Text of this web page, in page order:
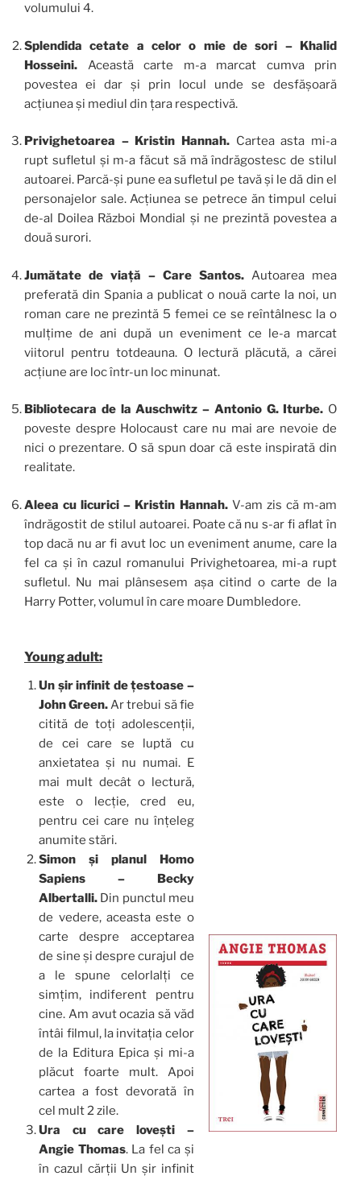
volumului 4.
Splendida cetate a celor o mie de sori – Khalid
Hosseini. Această carte m-a marcat cumva prin
povestea ei dar și prin locul unde se desfășoară
acțiunea și mediul din țara respectivă.
Privighetoarea – Kristin Hannah. Cartea asta mi-a
rupt sufletul și m-a făcut să mă îndrăgostesc de stilul
autoarei. Parcă-și pune ea sufletul pe tavă și le dă din el
personajelor sale. Acțiunea se petrece ăn timpul celui
de-al Doilea Război Mondial și ne prezintă povestea a
două surori.
Jumătate de viață – Care Santos. Autoarea mea
preferată din Spania a publicat o nouă carte la noi, un
roman care ne prezintă 5 femei ce se reîntâlnesc la o
mulțime de ani după un eveniment ce le-a marcat
viitorul pentru totdeauna. O lectură plăcută, a cărei
acțiune are loc într-un loc minunat.
Bibliotecara de la Auschwitz – Antonio G. Iturbe. O
poveste despre Holocaust care nu mai are nevoie de
nici o prezentare. O să spun doar că este inspirată din
realitate.
Aleea cu licurici – Kristin Hannah. V-am zis că m-am
îndrăgostit de stilul autoarei. Poate că nu s-ar fi aflat în
top dacă nu ar fi avut loc un eveniment anume, care la
fel ca și în cazul romanului Privighetoarea, mi-a rupt
sufletul. Nu mai plânsesem așa citind o carte de la
Harry Potter, volumul în care moare Dumbledore.
Young adult:
Un șir infinit de țestoase –
John Green.Ar trebui să fie
citită de toți adolescenții,
de cei care se luptă cu
anxietatea și nu numai. E
mai mult decât o lectură,
este o lecție, cred eu,
pentru cei care nu înțeleg
anumite stări.
Simon și planul Homo
Sapiens – Becky
Albertalli. Din punctul meu
de vedere, aceasta este o
carte despre acceptarea
de sine și despre curajul de
a le spune celorlalți ce
simțim, indiferent pentru
cine. Am avut ocazia să văd
întâi filmul, la invitația celor
de la Editura Epica și mi-a
plăcut foarte mult. Apoi
cartea a fost devorată în
cel mult 2 zile.
Ura cu care lovești –
Angie Thomas. La fel ca și
în cazul cărții Un șir infinit